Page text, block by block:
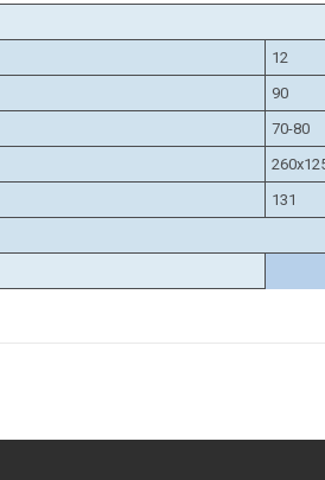
12
90
70-80
131